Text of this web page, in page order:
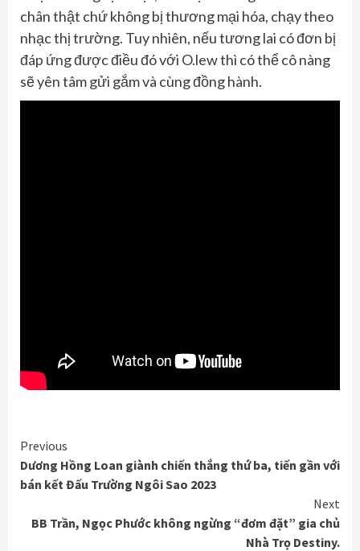
chân thật chứ không bị thương mại hóa, chạy theo
nhạc thị trường. Tuy nhiên, nếu tương lai có đơn bị
đáp ứng được điều đó với O.lew thì có thể cô nàng
sẽ yên tâm gửi gắm và cùng đồng hành.
Continue
Reading
Previous
Dương Hồng Loan giành chiến thắng thứ ba, tiến gần với
bán kết Đấu Trường Ngôi Sao 2023
Next
BB Trần, Ngọc Phước không ngừng “đơm đặt” gia chủ
Nhà Trọ Destiny.